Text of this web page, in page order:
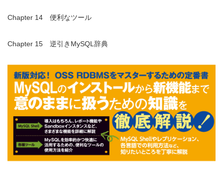
Chapter 14 便利なツール
Chapter 15 逆引きMySQL辞典